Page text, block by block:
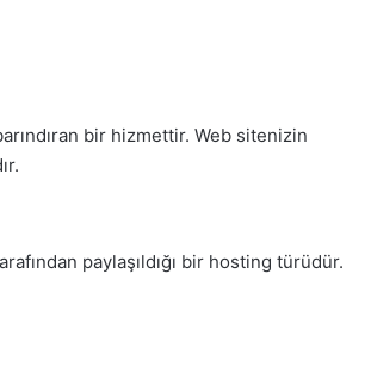
bir hizmettir. Web sitenizin
paylaşıldığı bir hosting türüdür.